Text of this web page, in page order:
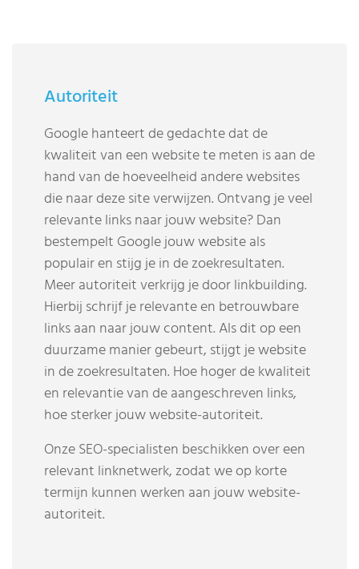
Autoriteit
Google hanteert de gedachte dat de
kwaliteit van een website te meten is aan de
hand van de hoeveelheid andere websites
die naar deze site verwijzen. Ontvang je veel
relevante links naar jouw website? Dan
bestempelt Google jouw website als
populair en stijg je in de zoekresultaten.
Meer autoriteit verkrijg je door linkbuilding.
Hierbij schrijf je relevante en betrouwbare
links aan naar jouw content. Als dit op een
duurzame manier gebeurt, stijgt je website
in de zoekresultaten. Hoe hoger de kwaliteit
en relevantie van de aangeschreven links,
hoe sterker jouw website-autoriteit.
Onze SEO-specialisten beschikken over een
relevant linknetwerk, zodat we op korte
termijn kunnen werken aan jouw website-
autoriteit.